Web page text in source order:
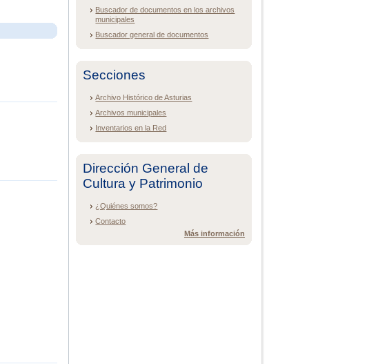
Buscador de documentos en los archivos
municipales
Buscador general de documentos
Secciones
Archivo Histórico de Asturias
Archivos municipales
Inventarios en la Red
Dirección General de
Cultura y Patrimonio
¿Quiénes somos?
Contacto
Más información